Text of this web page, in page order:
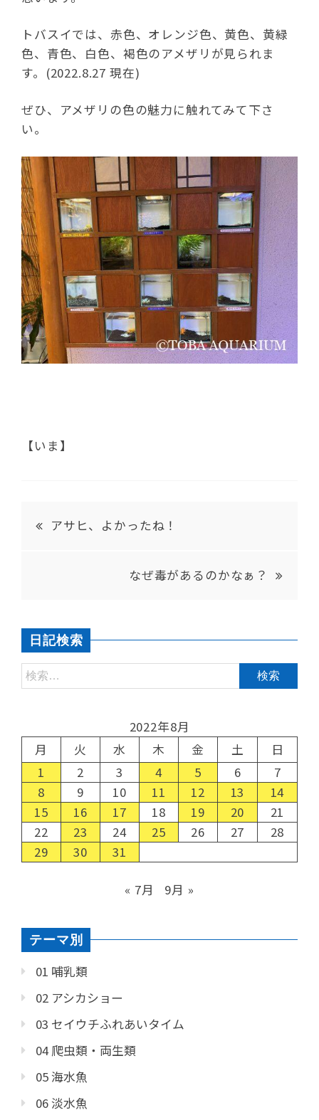
トバスイでは、赤色、オレンジ色、黄色、黄緑
色、青色、白色、褐色のアメザリが見られま
す。(2022.8.27 現在)
ぜひ、アメザリの色の魅力に触れてみて下さ
い。
【いま】
アサヒ、よかったね！
なぜ毒があるのかなぁ？
日記検索
2022年8月
月
火 水 木 金 土
日
1
2 3 4 5 6
7
8
9 10 11 12 13
14
15
16 17 18 19 20
21
22
23 24 25 26 27
28
29
30 31
« 7月 9月 »
テーマ別
01 哺乳類
02 アシカショー
03 セイウチふれあいタイム
04 爬虫類・両生類
05 海水魚
06 淡水魚